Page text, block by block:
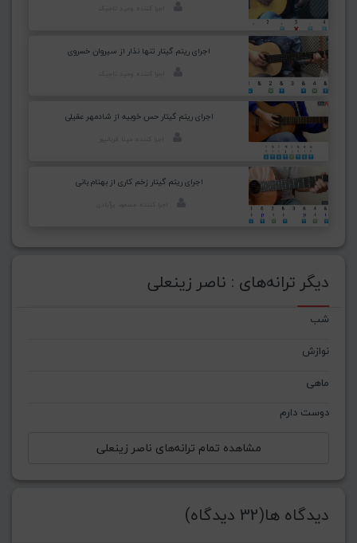
اجرای ریتم گیتار تنها نذار از سیروان خسروی
اجرای ریتم گیتار حس خوبیه از شادمهر عقیلی
اجرای ریتم گیتار زخم کاری از بهنام بانی
دیگر ترانه‌های : ناصر زینعلی
شب
نوازش
ماهی
دوست دارم
مشاهده تمام ترانه‌های ناصر زینعلی
دیدگاه ها(32 دیدگاه)